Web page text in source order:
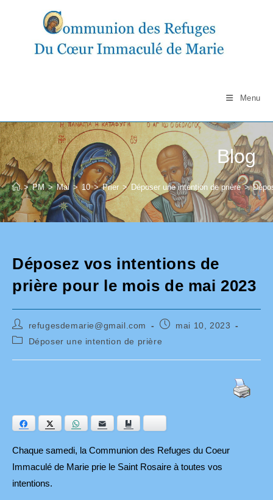
Menu
Blog
> PM > Mai > 10 > Prier > Déposer une intention de prière >
Déposez vos intentions de
prière pour le mois de mai 2023
Auteur/autrice
de
la
publication :
refugesdemarie@gmail.com
Publication
mai 10, 2023
PostDéposer une intention de prière
Facebook Twitter WhatsAppE-mail
Chaque samedi, la Communion des Refuges du Coeur
Immaculé de Marie prie le Saint Rosaire à toutes vos
intentions.